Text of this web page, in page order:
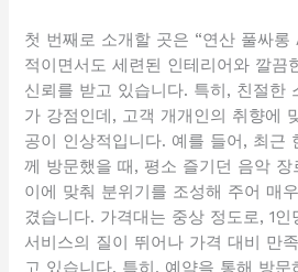
첫 번째로 소개할 곳은 “연산 풀싸롱
적이면서도 세련된 인테리어와 깔끔
신뢰를 받고 있습니다. 특히, 친절한
가 강점인데, 고객 개개인의 취향에
공이 인상적입니다. 예를 들어, 최근
께 방문했을 때, 평소 즐기던 음악 장
이에 맞춰 분위기를 조성해 주어 매
겼습니다. 가격대는 중상 정도로, 1
서비스의 질이 뛰어나 가격 대비 만
고 있습니다. 특히, 예약을 통해 방